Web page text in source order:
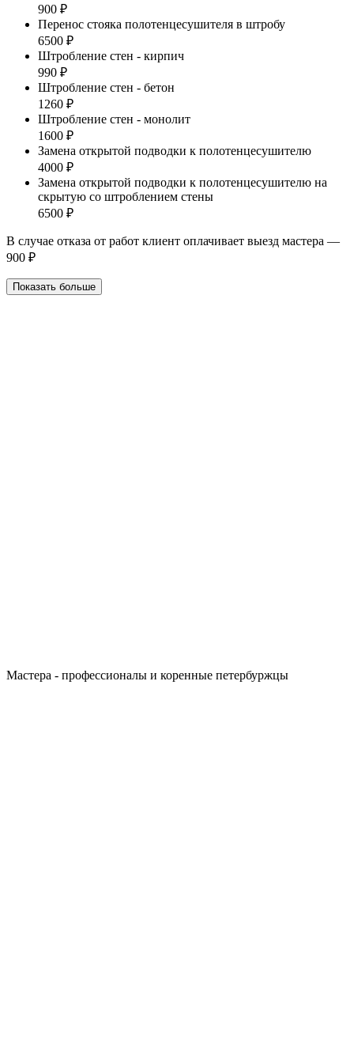
900 ₽
Перенос стояка полотенцесушителя в штробу
6500 ₽
Штробление стен - кирпич
990 ₽
Штробление стен - бетон
1260 ₽
Штробление стен - монолит
1600 ₽
Замена открытой подводки к полотенцесушителю
4000 ₽
Замена открытой подводки к полотенцесушителю на
скрытую со штроблением стены
6500 ₽
В случае отказа от работ клиент оплачивает выезд мастера —
900 ₽
Показать больше
Мастера - профессионалы и коренные петербуржцы